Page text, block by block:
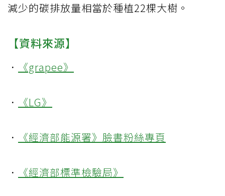
減少的碳排放量相當於種植22棵大樹。
【資料來源】
． 《grapee》
． 《LG》
． 《經濟部能源署》臉書粉絲專頁
． 《經濟部標準檢驗局》